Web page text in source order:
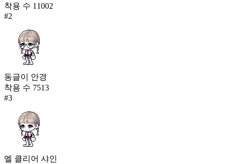
착용 수 11002
#2
동글이 안경
착용 수 7513
#3
엘 클리어 샤인